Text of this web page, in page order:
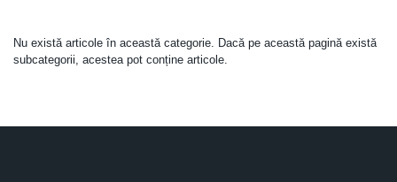
Nu există articole în această categorie. Dacă pe această pagină există
subcategorii, acestea pot conține articole.